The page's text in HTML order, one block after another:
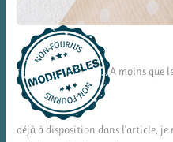
A moins que
déjà à disposition dans l’article, je